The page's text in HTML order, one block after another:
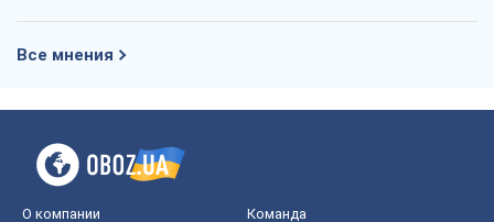
Все мнения
О компании Команда